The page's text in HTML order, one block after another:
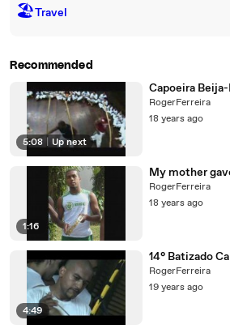
🏖Travel
Recommended
5:08 Up next
Capoeira
RogerFerreira
18 years ago
1:16
My mother
RogerFerreira
18 years ago
4:49
14° Batizado
RogerFerreira
19 years ago